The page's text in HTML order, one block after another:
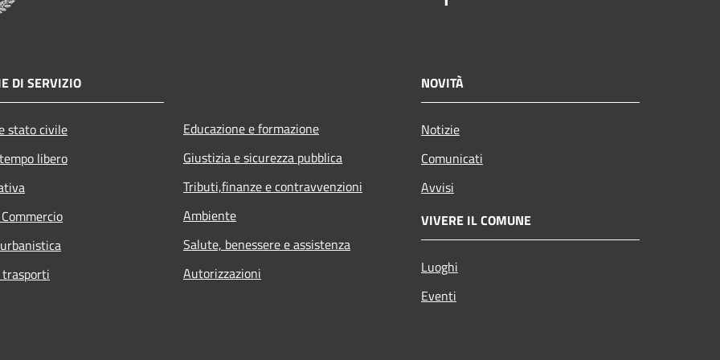
DI SERVIZIO
stato civile
libero
Educazione e formazione
Giustizia e sicurezza pubblica
Tributi,finanze e contravvenzioni
Ambiente
Salute, benessere e assistenza
Autorizzazioni
NOVITÀ
Notizie
Comunicati
Avvisi
VIVERE IL COMUNE
Luoghi
Eventi